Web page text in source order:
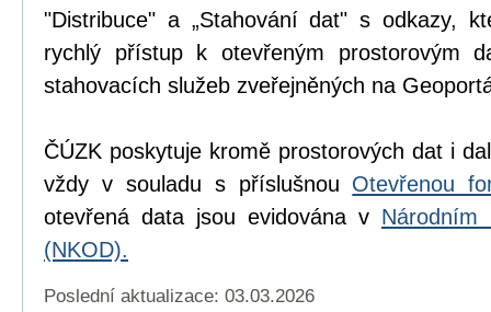
"Distribuce" a „Stahování dat" s odkazy,
rychlý přístup k otevřeným prostorovým
stahovacích služeb zveřejněných na
ČÚZK poskytuje kromě prostorových dat i
vždy v souladu s příslušnou Otevřenou
otevřená data jsou evidována v Národním
(NKOD).
Poslední aktualizace: 03.03.2026